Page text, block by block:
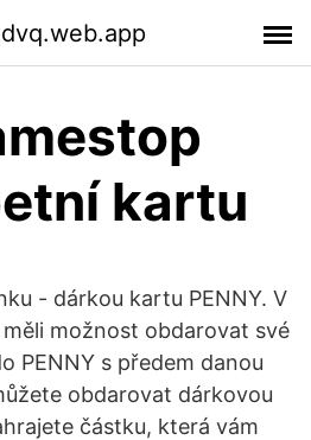
kartu
- dárkou kartu PENNY. V
možnost obdarovat své
PENNY s předem danou
obdarovat dárkovou
částku, která vám